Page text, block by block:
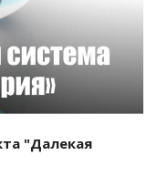
"Далекая